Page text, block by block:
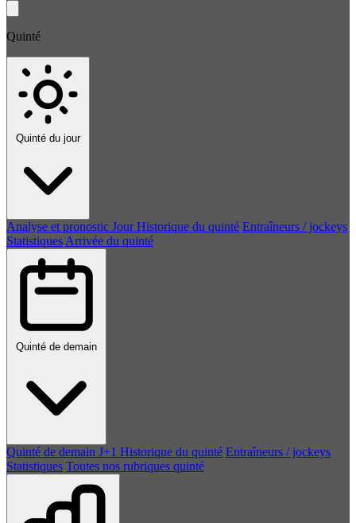
Quinté
Quinté du jour
Analyse et pronostic Jour Historique du quinté Entraîneurs / jockeys
Statistiques Arrivée du quinté
Quinté de demain
Quinté de demain J+1 Historique du quinté Entraîneurs / jockeys
Statistiques Toutes nos rubriques quinté